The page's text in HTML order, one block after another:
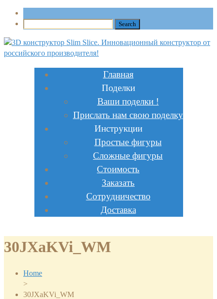
Главная
Поделки
Ваши поделки !
Прислать нам свою поделку
Инструкции
Простые фигуры
Сложные фигуры
Стоимость
Заказать
Сотрудничество
Доставка
30JXaKVi_WM
Home
>
30JXaKVi_WM